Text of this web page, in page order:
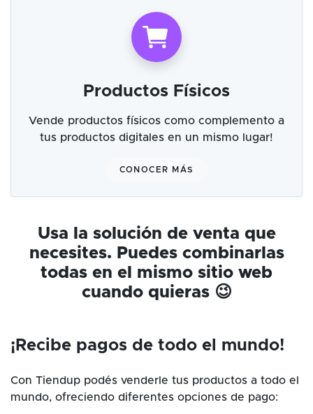
Productos Físicos
Vende productos físicos como complemento a
tus productos digitales en un mismo lugar!
CONOCER MÁS
Usa la solución de venta que
necesites. Puedes combinarlas
todas en el mismo sitio web
cuando quieras 😉
¡Recibe pagos de todo el mundo!
Con Tiendup podés venderle tus productos a todo el
mundo, ofreciendo diferentes opciones de pago: